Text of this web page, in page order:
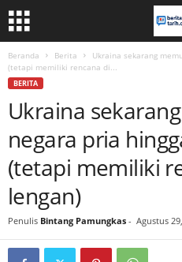
Beranda Berita
Ukraina sekarang
(tetapi memiliki rencana di...
BERITA
Ukraina
negara pria
(tetapi memiliki
lengan)
Penulis Bintang Pamungkas - Agustus